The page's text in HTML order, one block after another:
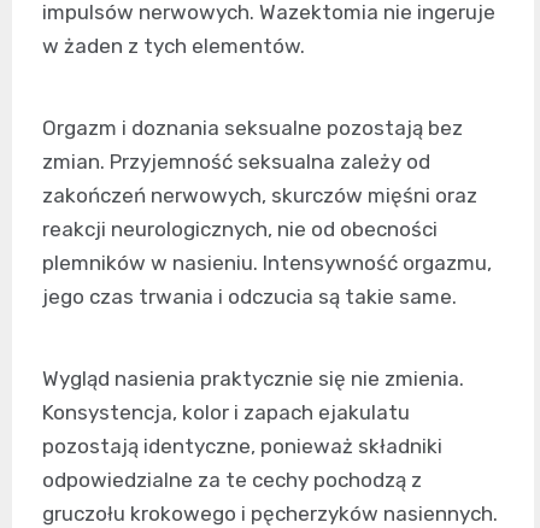
impulsów nerwowych. Wazektomia nie ingeruje
w żaden z tych elementów.
Orgazm i doznania seksualne pozostają bez
zmian. Przyjemność seksualna zależy od
zakończeń nerwowych, skurczów mięśni oraz
reakcji neurologicznych, nie od obecności
plemników w nasieniu. Intensywność orgazmu,
jego czas trwania i odczucia są takie same.
Wygląd nasienia praktycznie się nie zmienia.
Konsystencja, kolor i zapach ejakulatu
pozostają identyczne, ponieważ składniki
odpowiedzialne za te cechy pochodzą z
gruczołu krokowego i pęcherzyków nasiennych.